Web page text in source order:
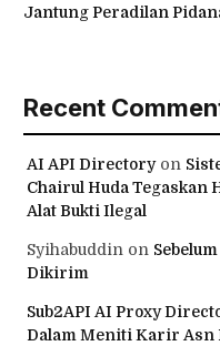
Jantung Peradilan
Recent
AI API Directoryon
Chairul Huda Tegaskan
Alat Bukti Ilegal
Syihabuddin on
Dikirim
Sub2API AI Proxy
Dalam Meniti Karir Asn